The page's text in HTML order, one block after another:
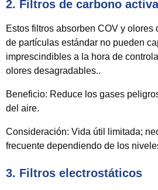
2. Filtros de carbono
Estos filtros absorben COV y olores
de partículas estándar no pueden
imprescindibles a la hora de
olores desagradables..
Beneficio: Reduce los gases
del aire.
Consideración: Vida útil limitada;
frecuente dependiendo de los
3. Filtros electrostáticos